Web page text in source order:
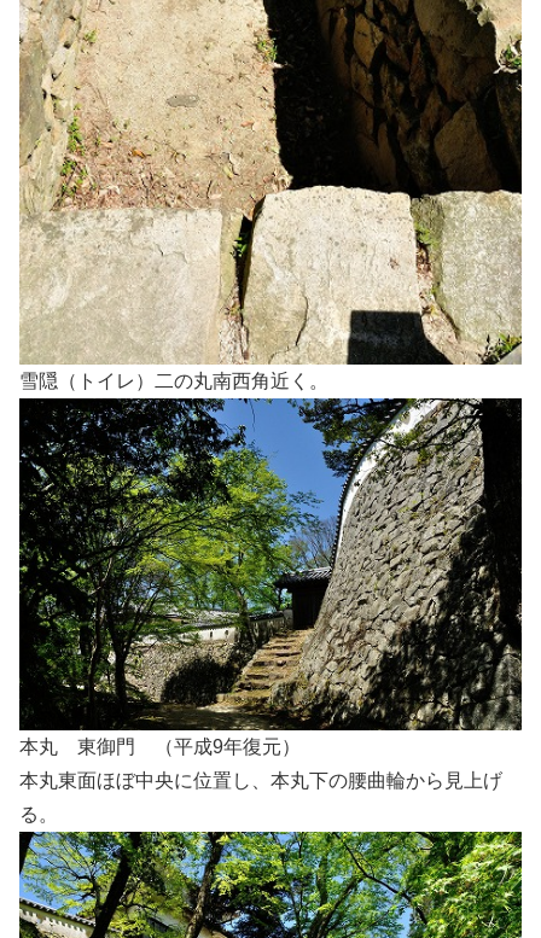
雪隠（トイレ）二の丸南西角近く。
本丸 東御門 （平成9年復元）
本丸東面ほぼ中央に位置し、本丸下の腰曲輪から見上げ
る。